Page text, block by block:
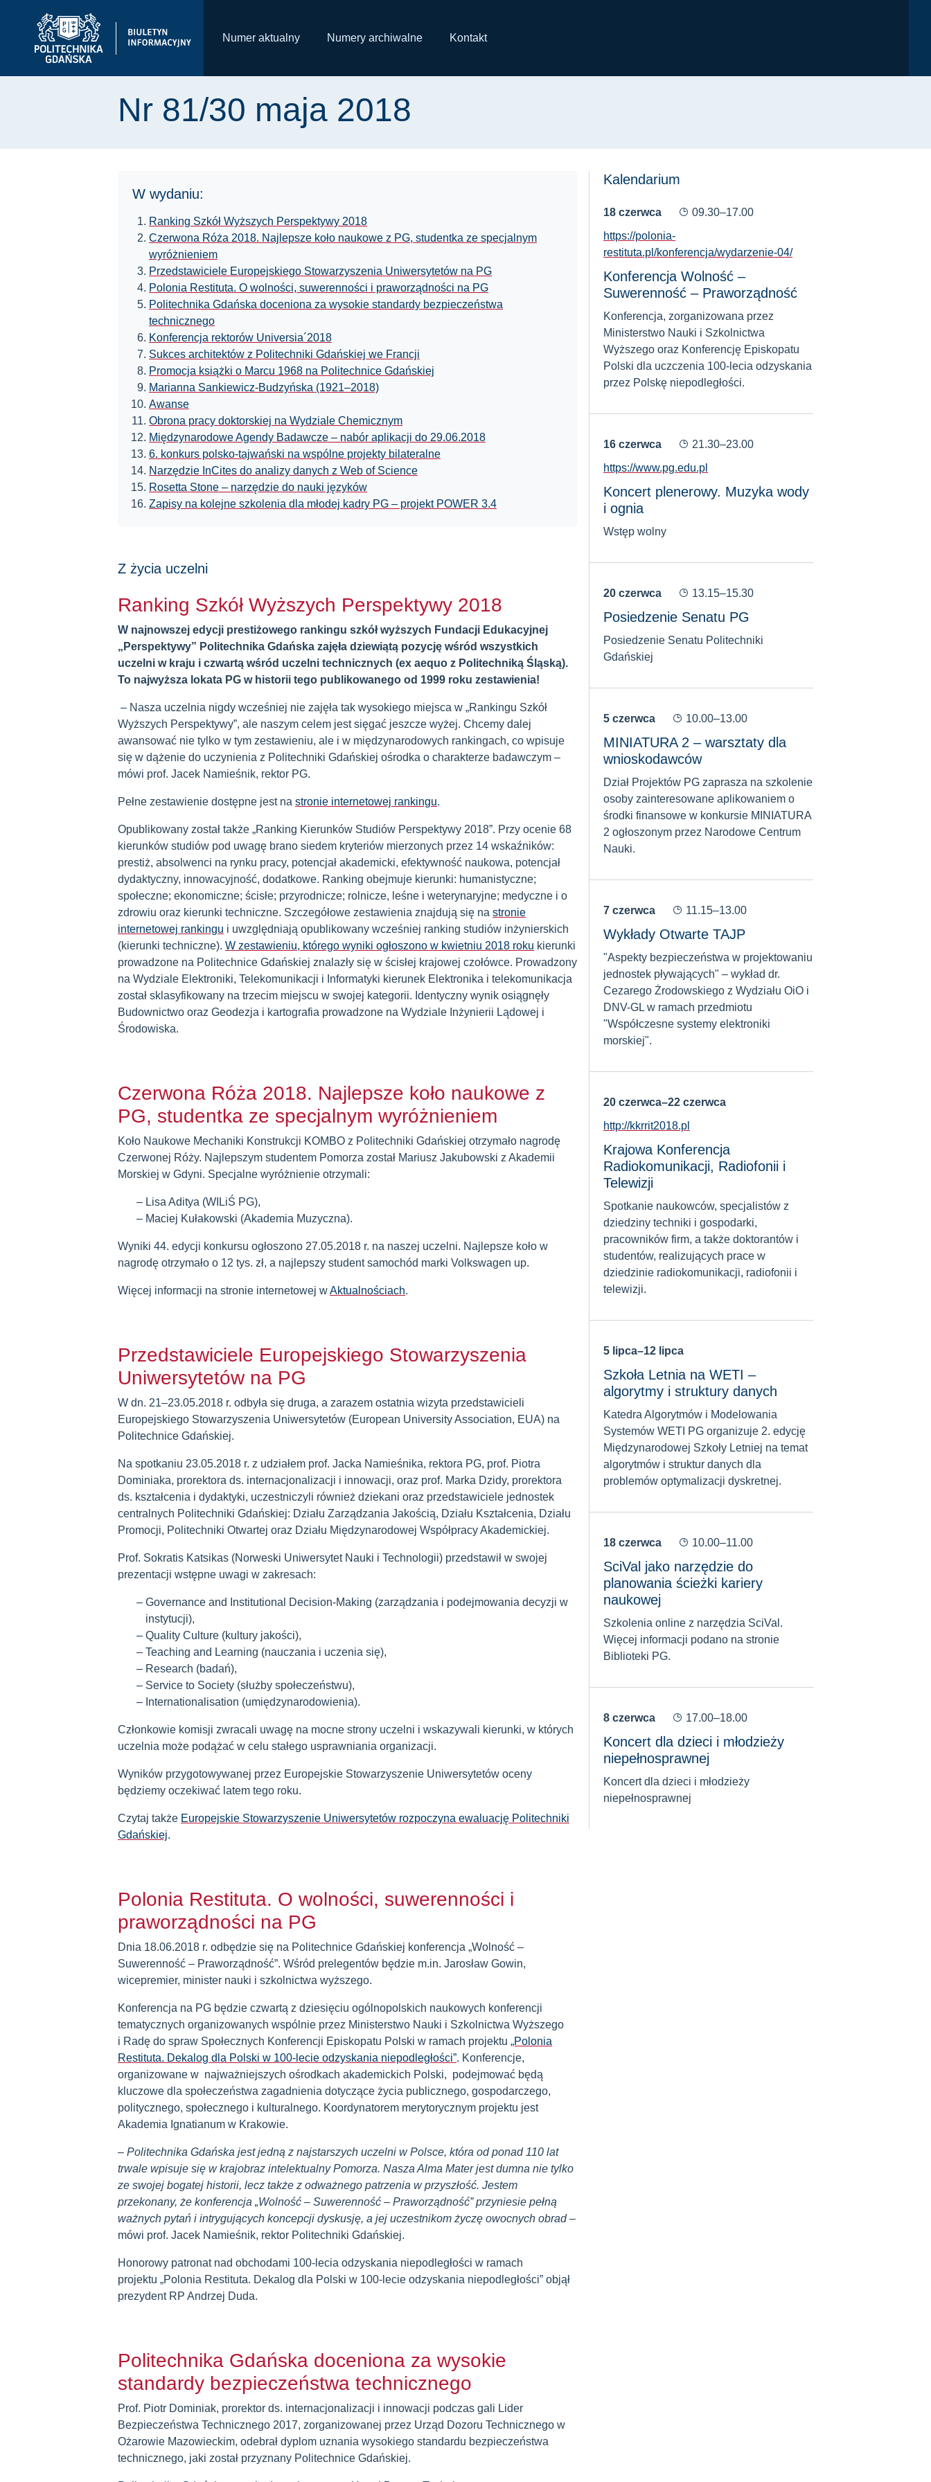
Numer aktualny Numery archiwalne Kontakt
Nr 81/30 maja 2018
W wydaniu:
Ranking Szkół Wyższych Perspektywy 2018
Czerwona Róża 2018. Najlepsze koło naukowe z PG, studentka ze specjalnym
wyróżnieniem
Przedstawiciele Europejskiego Stowarzyszenia Uniwersytetów na PG
Polonia Restituta. O wolności, suwerenności i praworządności na PG
Politechnika Gdańska doceniona za wysokie standardy bezpieczeństwa
technicznego
Konferencja rektorów Universia´2018
Sukces architektów z Politechniki Gdańskiej we Francji
Promocja książki o Marcu 1968 na Politechnice Gdańskiej
Marianna Sankiewicz-Budzyńska (1921–2018)
Awanse
Obrona pracy doktorskiej na Wydziale Chemicznym
Międzynarodowe Agendy Badawcze – nabór aplikacji do 29.06.2018
6. konkurs polsko-tajwański na wspólne projekty bilateralne
Narzędzie InCites do analizy danych z Web of Science
Rosetta Stone – narzędzie do nauki języków
Zapisy na kolejne szkolenia dla młodej kadry PG – projekt POWER 3.4
Z życia uczelni
Ranking Szkół Wyższych Perspektywy 2018
W najnowszej edycji prestiżowego rankingu szkół wyższych Fundacji Edukacyjnej
„Perspektywy” Politechnika Gdańska zajęła dziewiątą pozycję wśród wszystkich
uczelni w kraju i czwartą wśród uczelni technicznych (ex aequo z Politechniką Śląską).
To najwyższa lokata PG w historii tego publikowanego od 1999 roku zestawienia!
– Nasza uczelnia nigdy wcześniej nie zajęła tak wysokiego miejsca w „Rankingu Szkół
Wyższych Perspektywy”, ale naszym celem jest sięgać jeszcze wyżej. Chcemy dalej
awansować nie tylko w tym zestawieniu, ale i w międzynarodowych rankingach, co wpisuje
się w dążenie do uczynienia z Politechniki Gdańskiej ośrodka o charakterze badawczym –
mówi prof. Jacek Namieśnik, rektor PG.
Pełne zestawienie dostępne jest na stronie internetowej rankingu.
Opublikowany został także „Ranking Kierunków Studiów Perspektywy 2018”. Przy ocenie 68
kierunków studiów pod uwagę brano siedem kryteriów mierzonych przez 14 wskaźników:
prestiż, absolwenci na rynku pracy, potencjał akademicki, efektywność naukowa, potencjał
dydaktyczny, innowacyjność, dodatkowe. Ranking obejmuje kierunki: humanistyczne;
społeczne; ekonomiczne; ścisłe; przyrodnicze; rolnicze, leśne i weterynaryjne; medyczne i o
zdrowiu oraz kierunki techniczne. Szczegółowe zestawienia znajdują się na stronie
internetowej rankingu i uwzględniają opublikowany wcześniej ranking studiów inżynierskich
(kierunki techniczne). W zestawieniu, którego wyniki ogłoszono w kwietniu 2018 roku kierunki
prowadzone na Politechnice Gdańskiej znalazły się w ścisłej krajowej czołówce. Prowadzony
na Wydziale Elektroniki, Telekomunikacji i Informatyki kierunek Elektronika i telekomunikacja
został sklasyfikowany na trzecim miejscu w swojej kategorii. Identyczny wynik osiągnęły
Budownictwo oraz Geodezja i kartografia prowadzone na Wydziale Inżynierii Lądowej i
Środowiska.
Czerwona Róża 2018. Najlepsze koło naukowe z
PG, studentka ze specjalnym wyróżnieniem
Koło Naukowe Mechaniki Konstrukcji KOMBO z Politechniki Gdańskiej otrzymało nagrodę
Czerwonej Róży. Najlepszym studentem Pomorza został Mariusz Jakubowski z Akademii
Morskiej w Gdyni. Specjalne wyróżnienie otrzymali:
Lisa Aditya (WILiŚ PG),
Maciej Kułakowski (Akademia Muzyczna).
Wyniki 44. edycji konkursu ogłoszono 27.05.2018 r. na naszej uczelni. Najlepsze koło w
nagrodę otrzymało o 12 tys. zł, a najlepszy student samochód marki Volkswagen up.
Więcej informacji na stronie internetowej wAktualnościach.
Przedstawiciele Europejskiego Stowarzyszenia
Uniwersytetów na PG
W dn. 21–23.05.2018 r. odbyła się druga, a zarazem ostatnia wizyta przedstawicieli
Europejskiego Stowarzyszenia Uniwersytetów (European University Association, EUA) na
Politechnice Gdańskiej.
Na spotkaniu 23.05.2018 r. z udziałem prof. Jacka Namieśnika, rektora PG, prof. Piotra
Dominiaka, prorektora ds. internacjonalizacji i innowacji, oraz prof. Marka Dzidy, prorektora
ds. kształcenia i dydaktyki, uczestniczyli również dziekani oraz przedstawiciele jednostek
centralnych Politechniki Gdańskiej: Działu Zarządzania Jakością, Działu Kształcenia, Działu
Promocji, Politechniki Otwartej oraz Działu Międzynarodowej Współpracy Akademickiej.
Prof. Sokratis Katsikas (Norweski Uniwersytet Nauki i Technologii) przedstawił w swojej
prezentacji wstępne uwagi w zakresach:
Governance and Institutional Decision-Making (zarządzania i podejmowania decyzji w
instytucji),
Quality Culture (kultury jakości),
Teaching and Learning (nauczania i uczenia się),
Research (badań),
Service to Society (służby społeczeństwu),
Internationalisation (umiędzynarodowienia).
Członkowie komisji zwracali uwagę na mocne strony uczelni i wskazywali kierunki, w których
uczelnia może podążać w celu stałego usprawniania organizacji.
Wyników przygotowywanej przez Europejskie Stowarzyszenie Uniwersytetów oceny
będziemy oczekiwać latem tego roku.
Czytaj także Europejskie Stowarzyszenie Uniwersytetów rozpoczyna ewaluację Politechniki
Gdańskiej.
Polonia Restituta. O wolności, suwerenności i
praworządności na PG
Dnia 18.06.2018 r. odbędzie się na Politechnice Gdańskiej konferencja „Wolność –
Suwerenność – Praworządność”. Wśród prelegentów będzie m.in. Jarosław Gowin,
wicepremier, minister nauki i szkolnictwa wyższego.
Konferencja na PG będzie czwartą z dziesięciu ogólnopolskich naukowych konferencji
tematycznych organizowanych wspólnie przez Ministerstwo Nauki i Szkolnictwa Wyższego
i Radę do spraw Społecznych Konferencji Episkopatu Polski w ramach projektu „Polonia
Restituta. Dekalog dla Polski w 100-lecie odzyskania niepodległości”. Konferencje,
organizowane w najważniejszych ośrodkach akademickich Polski, podejmować będą
kluczowe dla społeczeństwa zagadnienia dotyczące życia publicznego, gospodarczego,
politycznego, społecznego i kulturalnego. Koordynatorem merytorycznym projektu jest
Akademia Ignatianum w Krakowie.
– Politechnika Gdańska jest jedną z najstarszych uczelni w Polsce, która od ponad 110 lat
trwale wpisuje się w krajobraz intelektualny Pomorza. Nasza Alma Mater jest dumna nie tylko
ze swojej bogatej historii, lecz także z odważnego patrzenia w przyszłość. Jestem
przekonany, że konferencja „Wolność – Suwerenność – Praworządność” przyniesie pełną
ważnych pytań i intrygujących koncepcji dyskusję, a jej uczestnikom życzę owocnych obrad–
mówi prof. Jacek Namieśnik, rektor Politechniki Gdańskiej.
Honorowy patronat nad obchodami 100-lecia odzyskania niepodległości w ramach
projektu „Polonia Restituta. Dekalog dla Polski w 100-lecie odzyskania niepodległości” objął
prezydent RP Andrzej Duda.
Politechnika Gdańska doceniona za wysokie
standardy bezpieczeństwa technicznego
Prof. Piotr Dominiak, prorektor ds. internacjonalizacji i innowacji podczas gali Lider
Bezpieczeństwa Technicznego 2017, zorganizowanej przez Urząd Dozoru Technicznego w
Ożarowie Mazowieckim, odebrał dyplom uznania wysokiego standardu bezpieczeństwa
technicznego, jaki został przyznany Politechnice Gdańskiej.
Kalendarium
18 czerwca
09.30–17.00
https://polonia-
restituta.pl/konferencja/wydarzenie-04/
Konferencja Wolność –
Suwerenność – Praworządność
Konferencja, zorganizowana przez
Ministerstwo Nauki i Szkolnictwa
Wyższego oraz Konferencję Episkopatu
Polski dla uczczenia 100-lecia odzyskania
przez Polskę niepodległości.
16 czerwca
21.30–23.00
https://www.pg.edu.pl
Koncert plenerowy. Muzyka wody
i ognia
Wstęp wolny
20 czerwca 13.15–15.30
Posiedzenie Senatu PG
Posiedzenie Senatu Politechniki
Gdańskiej
5 czerwca 10.00–13.00
MINIATURA 2 – warsztaty dla
wnioskodawców
Dział Projektów PG zaprasza na szkolenie
osoby zainteresowane aplikowaniem o
środki finansowe w konkursie MINIATURA
2 ogłoszonym przez Narodowe Centrum
Nauki.
7 czerwca 11.15–13.00
Wykłady Otwarte TAJP
"Aspekty bezpieczeństwa w projektowaniu
jednostek pływających" – wykład dr.
Cezarego Żrodowskiego z Wydziału OiO i
DNV-GL w ramach przedmiotu
"Współczesne systemy elektroniki
morskiej".
20 czerwca–22 czerwca
http://kkrrit2018.pl
Krajowa Konferencja
Radiokomunikacji, Radiofonii i
Telewizji
Spotkanie naukowców, specjalistów z
dziedziny techniki i gospodarki,
pracowników firm, a także doktorantów i
studentów, realizujących prace w
dziedzinie radiokomunikacji, radiofonii i
telewizji.
5 lipca–12 lipca
Szkoła Letnia na WETI –
algorytmy i struktury danych
Katedra Algorytmów i Modelowania
Systemów WETI PG organizuje 2. edycję
Międzynarodowej Szkoły Letniej na temat
algorytmów i struktur danych dla
problemów optymalizacji dyskretnej.
18 czerwca 10.00–11.00
SciVal jako narzędzie do
planowania ścieżki kariery
naukowej
Szkolenia online z narzędzia SciVal.
Więcej informacji podano na stronie
Biblioteki PG.
8 czerwca 17.00–18.00
Koncert dla dzieci i młodzieży
niepełnosprawnej
Koncert dla dzieci i młodzieży
niepełnosprawnej